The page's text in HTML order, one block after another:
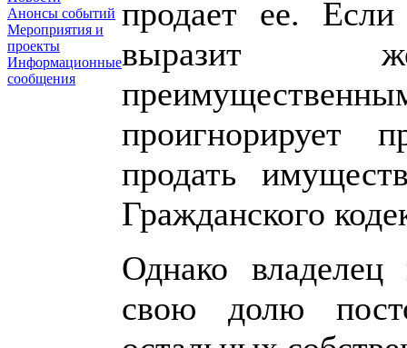
Анонсы событий
Мероприятия и
проекты
Информационные
сообщения
продает ее.
выразит
проигнорирует
продать
Гражданского
Однако
свою долю